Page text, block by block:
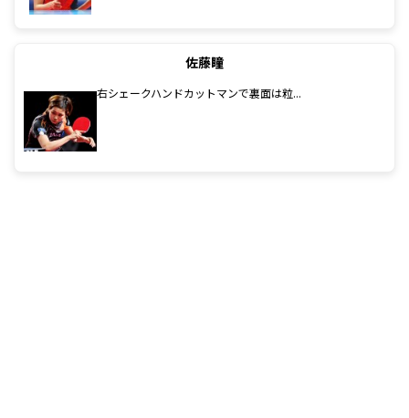
佐藤瞳
右シェークハンドカットマンで裏面は粒...